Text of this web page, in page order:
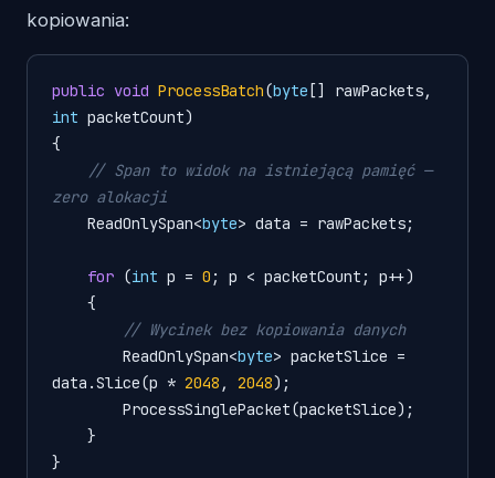
kopiowania:
public void ProcessBatch(byte
int packetCount)
{
// Span to widok na istniejącą pamięć —
zero alokacji
    ReadOnlySpan<
byte> data = rawPackets;
for (int p = 0 ; p < packetCount; p++)
// Wycinek bez kopiowania danych
        ReadOnlySpan<
byte> packetSlice =
data.Slice(p * 2048 , 2048);
}